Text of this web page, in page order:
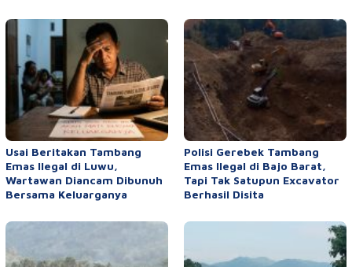
Usai Beritakan Tambang
Emas Ilegal di Luwu,
Wartawan Diancam Dibunuh
Bersama Keluarganya
Polisi Gerebek Tambang
Emas Ilegal di Bajo Barat,
Tapi Tak Satupun Excavator
Berhasil Disita